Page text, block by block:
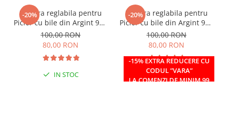
-20%
Bratara reglabila pentru
Picior cu bile din Argint 925
si margele Miyuki rosii
100,00 RON
80,00 RON
IN STOC
-20%
-15% EXTRA REDUCERE CU
CODUL ”VARA”
LA COMENZI DE MINIM 99
Bratara reglabila pentru
Picior cu bile din Argint 925
si margele Miyuki verzi
100,00 RON
80,00 RON
IN STOC